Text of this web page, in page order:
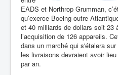
EADS et Northrop Grumman,
qu’exerce Boeing outre-
et 40 milliards de dollars soit 23
l’acquisition de 126 appareils.
dans un marché qui s'étalera
les livraisons devraient avoir
par an.